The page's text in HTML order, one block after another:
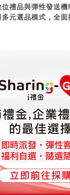
禮品與彈性發送機
元選品模式，全